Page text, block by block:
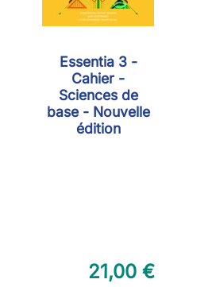
Essentia 3 -
Cahier -
Sciences de
base - Nouvelle
édition
21,00 €